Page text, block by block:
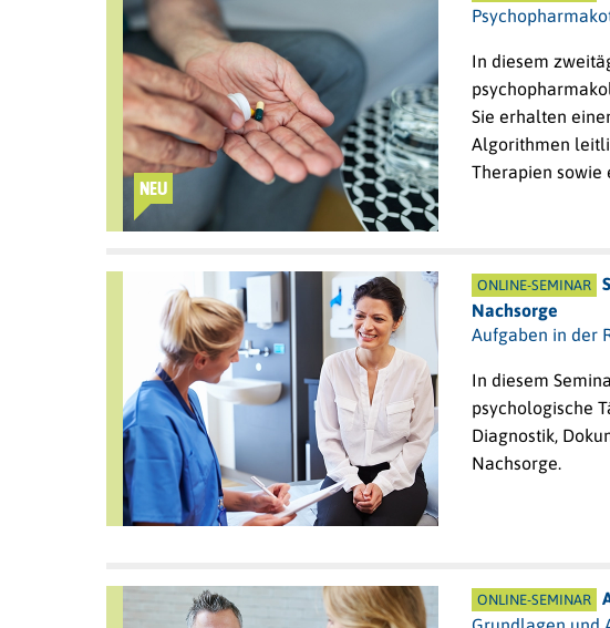
NEU
In diesem
Sie erhalten
Algorithmen
Therapien sowie
ONLINE-SEMINAR
Nachsorge
Aufgaben in der
In diesem
psychologische
Diagnostik,
Nachsorge.
ONLINE-SEMINAR